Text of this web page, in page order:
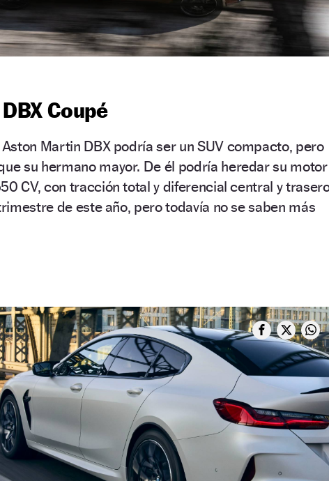
Coupé
Martin DBX podría ser un SUV compacto, pero
su hermano mayor. De él podría heredar su motor
CV, con tracción total y diferencial central y
de este año, pero todavía no se saben más